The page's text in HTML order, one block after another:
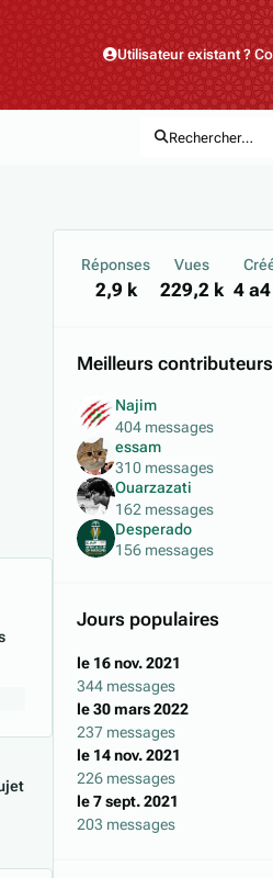
Utilisateur existant ?
Rechercher…
Réponses
2,9 k
Vues
229,2 k 4 a
Meilleurs
Najim
404 messages
essam
310 messages
Ouarzazati
162 messages
Desperado
156 messages
Jours populaires
le 16 nov. 2021
344 messages
le 30 mars 2022
237 messages
le 14 nov. 2021
226 messages
le 7 sept. 2021
203 messages